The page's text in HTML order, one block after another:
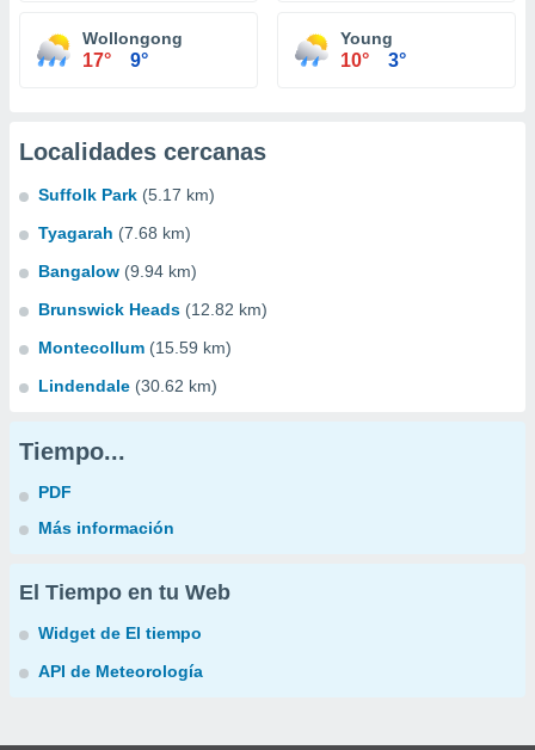
Wollongong
17° 9°
Young
10° 3°
Localidades cercanas
Suffolk Park (5.17 km)
Tyagarah (7.68 km)
Bangalow (9.94 km)
Brunswick Heads (12.82 km)
Montecollum (15.59 km)
Lindendale (30.62 km)
Tiempo...
PDF
Más información
El Tiempo en tu Web
Widget de El tiempo
API de Meteorología